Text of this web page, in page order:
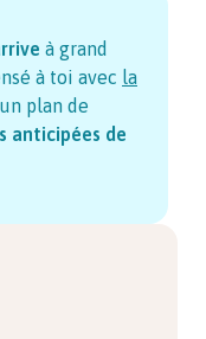
à grand
à toi avec la
plan de
anticipées de